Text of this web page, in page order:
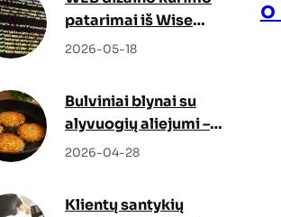
patarimai iš Wise
Docs
2026-05-18
Bulviniai blynai su
alyvuogių aliejumi –
netikėtas, bet genialus
2026-04-28
Klientų santykių
o